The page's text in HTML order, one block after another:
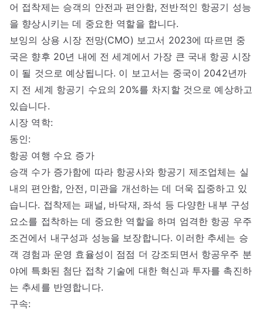
어 접착제는 승객의 안전과 편안함, 전반적인 항공기 성능
을 향상시키는 데 중요한 역할을 합니다.
보잉의 상용 시장 전망(CMO) 보고서 2023에 따르면 중
국은 향후 20년 내에 전 세계에서 가장 큰 국내 항공 시장
이 될 것으로 예상됩니다. 이 보고서는 중국이 2042년까
지 전 세계 항공기 수요의 20%를 차지할 것으로 예상하고
있습니다.
시장 역학:
동인:
항공 여행 수요 증가
승객 수가 증가함에 따라 항공사와 항공기 제조업체는 실
내의 편안함, 안전, 미관을 개선하는 데 더욱 집중하고 있
습니다. 접착제는 패널, 바닥재, 좌석 등 다양한 내부 구성
요소를 접착하는 데 중요한 역할을 하며 엄격한 항공 우주
조건에서 내구성과 성능을 보장합니다. 이러한 추세는 승
객 경험과 운영 효율성이 점점 더 강조되면서 항공우주 분
야에 특화된 첨단 접착 기술에 대한 혁신과 투자를 촉진하
는 추세를 반영합니다.
구속: